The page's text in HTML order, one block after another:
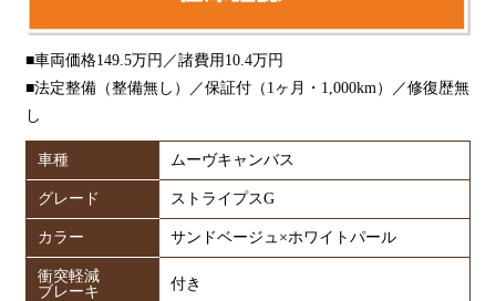
■車両価格149.5万円／諸費用10.4万円
■法定整備（整備無し）／保証付（1ヶ月・1,000km）／修復歴無
し
車種 ムーヴキャンバス
グレード ストライプスG
カラー サンドベージュ×ホワイトパール
衝突軽減
ブレーキ
付き